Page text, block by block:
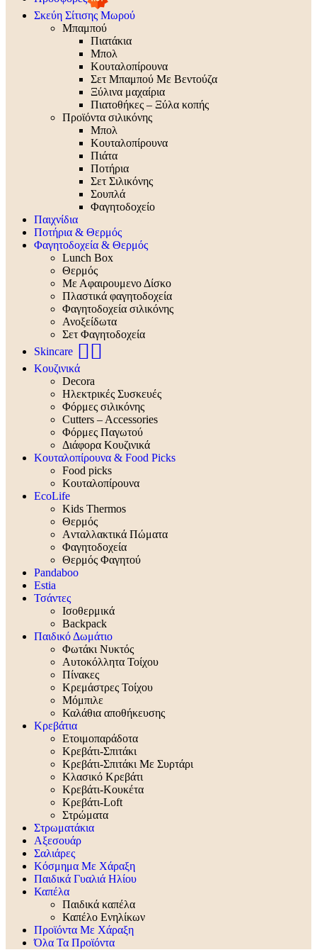
Σκεύη Σίτισης Μωρού
Μπαμπού
Πιατάκια
Μπολ
Κουταλοπίρουνα
Σετ Μπαμπού Με Βεντούζα
Ξύλινα μαχαίρια
Πιατοθήκες – Ξύλα κοπής
Προϊόντα σιλικόνης
Μπολ
Κουταλοπίρουνα
Πιάτα
Ποτήρια
Σετ Σιλικόνης
Σουπλά
Φαγητοδοχείο
Παιχνίδια
Ποτήρια & Θερμός
Φαγητοδοχεία & Θερμός
Lunch Box
Θερμός
Με Αφαιρουμενο Δίσκο
Πλαστικά φαγητοδοχεία
Φαγητοδοχεία σιλικόνης
Ανοξείδωτα
Σετ Φαγητοδοχεία
Skincare 🧖‍♀️
Κουζινικά
Decora
Ηλεκτρικές Συσκευές
Φόρμες σιλικόνης
Cutters – Accessories
Φόρμες Παγωτού
Διάφορα Κουζινικά
Κουταλοπίρουνα & Food Picks
Food picks
Κουταλοπίρουνα
EcoLife
Kids Thermos
Θερμός
Aνταλλακτικά Πώματα
Φαγητοδοχεία
Θερμός Φαγητού
Pandaboo
Estia
Τσάντες
Ισοθερμικά
Backpack
Παιδικό Δωμάτιο
Φωτάκι Νυκτός
Αυτοκόλλητα Τοίχου
Πίνακες
Κρεμάστρες Τοίχου
Μόμπιλε
Καλάθια αποθήκευσης
Κρεβάτια
Ετοιμοπαράδοτα
Κρεβάτι-Σπιτάκι
Κρεβάτι-Σπιτάκι Με Συρτάρι
Κλασικό Κρεβάτι
Κρεβάτι-Κουκέτα
Κρεβάτι-Loft
Στρώματα
Στρωματάκια
Αξεσουάρ
Σαλιάρες
Κόσμημα Με Χάραξη
Παιδικά Γυαλιά Ηλίου
Καπέλα
Παιδικά καπέλα
Καπέλο Ενηλίκων
Προϊόντα Με Χάραξη
Όλα Τα Προϊόντα